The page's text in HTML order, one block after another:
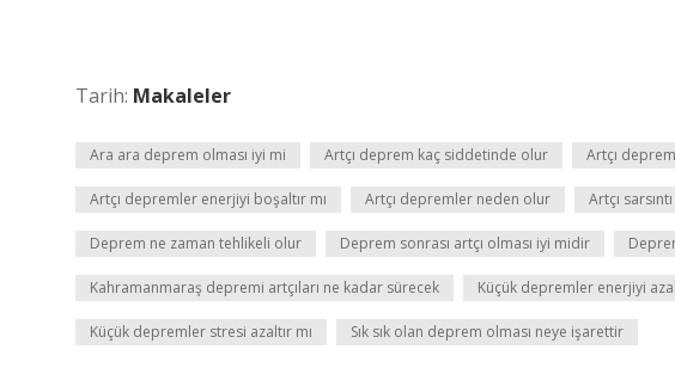
Tarih: Makaleler
Ara ara deprem olması iyi mi Artçı deprem kaç siddetinde olur Artçı
Artçı depremler enerjiyi boşaltır mı Artçı depremler neden olur Artçı
Deprem ne zaman tehlikeli olur Deprem sonrası artçı olması iyi midir
Kahramanmaraş depremi artçıları ne kadar sürecek Küçük depremler enerjiyi
Küçük depremler stresi azaltır mı Sık sık olan deprem olması neye işarettir